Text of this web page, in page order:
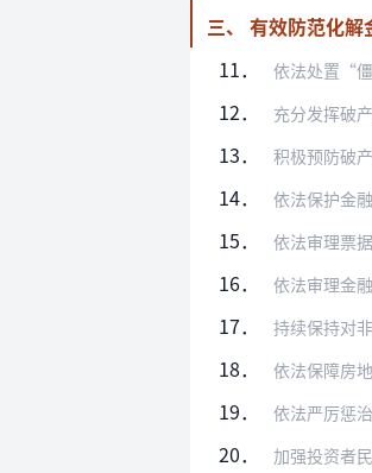
三、 有效防范化
11．
依法处置“僵尸
12． 充分发挥破产
13． 积极预防破产
14． 依法保护金融
15． 依法审理票据
16． 依法审理金融
17． 持续保持对非
18． 依法保障房地
19． 依法严厉惩治
20． 加强投资者民